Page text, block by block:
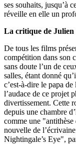
ses souhaits, jusqu’à
réveille en elle un
La critique de Julien
De tous les films
compétition dans son
sans doute l’un de
salles, étant donné
c’est-à-dire le papa
l’audace de ce projet
divertissement. Cette
depuis une chambre
comme une "antithèse
nouvelle de
Nightingale’s Eye",